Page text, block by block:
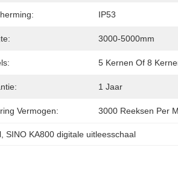
IP53
3000-5000mm
5 Kernen Of 8
1 Jaar
Vermogen: 3000 Reeksen Per
, SINO KA800 digitale uitleesschaal